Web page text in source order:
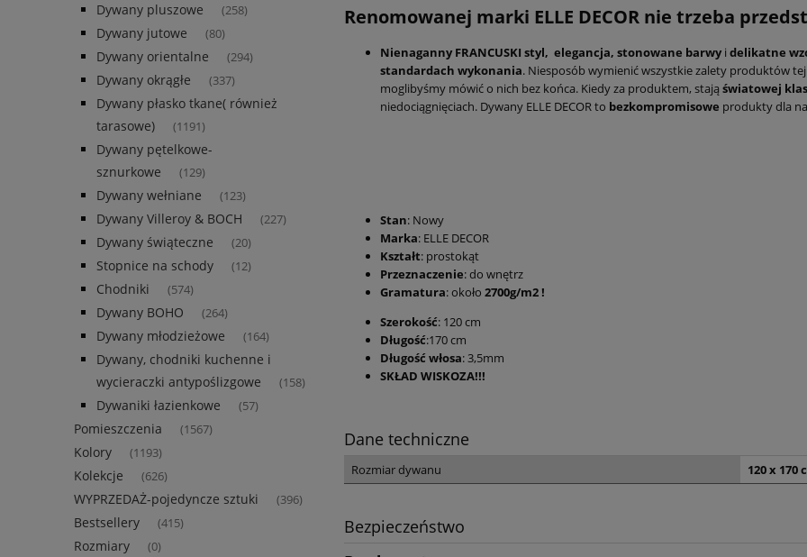
Dywany pluszowe (258)
Dywany jutowe (80)
Dywany orientalne (294)
Dywany okrągłe (337)
Dywany płasko tkane( również
tarasowe)
(1191)
Dywany pętelkowe-
sznurkowe
(129)
Dywany wełniane (123)
Dywany Villeroy & BOCH (227)
Dywany świąteczne (20)
Stopnice na schody (12)
Chodniki (574)
Dywany BOHO (264)
Dywany młodzieżowe (164)
Dywany, chodniki kuchenne i
wycieraczki antypoślizgowe
(158)
Dywaniki łazienkowe (57)
Pomieszczenia (1567)
Kolory (1193)
Kolekcje (626)
WYPRZEDAŻ-pojedyncze sztuki (396)
Bestsellery (415)
Rozmiary (0)
Renomowanej marki ELLE DECOR nie trzeba
Nienaganny FRANCUSKI styl, elegancja, stonowane barwyi delikatne
standardach wykonania. Niesposób wymienić wszystkie zalety produktów
moglibyśmy mówić o nich bez końca. Kiedy za produktem, stają światowej
niedociągnięciach. Dywany ELLE DECOR to bezkompromisowe produkty dla
Stan: Nowy
Marka: ELLE DECOR
Kształt: prostokąt
Przeznaczenie: do wnętrz
Gramatura: około 2700g/m2 !
Szerokość: 120 cm
Długość:170 cm
Długość włosa: 3,5mm
SKŁAD WISKOZA!!!
Dane techniczne
Rozmiar dywanu 120 x 170
Bezpieczeństwo